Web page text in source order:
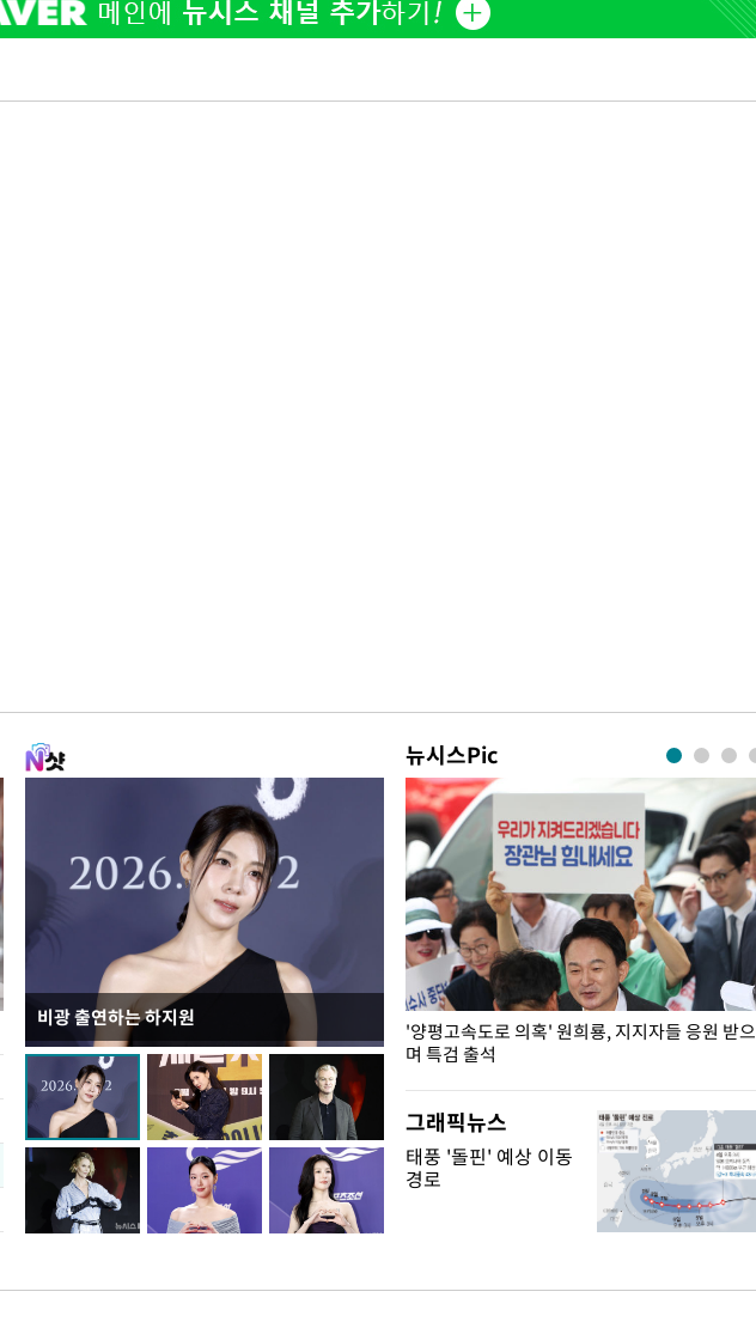
비광 출연하는 하지원
뉴시스Pic
이재명 대통령, "수사·기소 분리 관련 대비책 최
선 다해 강구해야"
'양평고속도로 의혹' 원희룡, 지지자들 응원 받으
며 특검 출석
그래픽뉴스
태풍 '돌핀' 예상 이동
경로